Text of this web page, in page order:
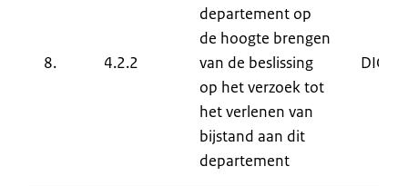
8. 4.2.2
departement op
de hoogte brengen
van de beslissing
op het verzoek tot
het verlenen van
bijstand aan dit
departement
DIC